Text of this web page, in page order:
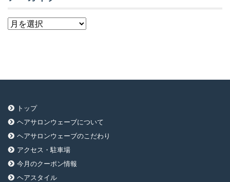
ア
トップ
ヘアサロンウェーブについて
ヘアサロンウェーブのこだわり
アクセス・駐車場
今月のクーポン情報
ヘアスタイル